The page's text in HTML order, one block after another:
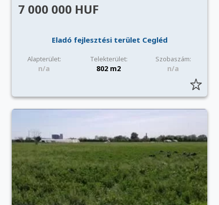
7 000 000 HUF
Eladó fejlesztési terület Cegléd
Alapterület: Telekterület: Szobaszám:
n/a 802 m2 n/a